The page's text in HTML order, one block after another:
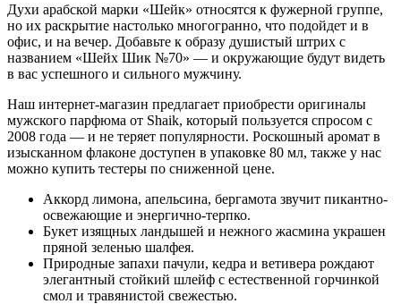
Духи арабской марки «Шейк» относятся к фужерной группе,
но их раскрытие настолько многогранно, что подойдет и в
офис, и на вечер. Добавьте к образу душистый штрих с
названием «Шейх Шик №70» — и окружающие будут видеть
в вас успешного и сильного мужчину.
Наш интернет-магазин предлагает приобрести оригиналы
мужского парфюма от Shaik, который пользуется спросом с
2008 года — и не теряет популярности. Роскошный аромат в
изысканном флаконе доступен в упаковке 80 мл, также у нас
можно купить тестеры по сниженной цене.
Аккорд лимона, апельсина, бергамота звучит пикантно-
освежающие и энергично-терпко.
Букет изящных ландышей и нежного жасмина украшен
пряной зеленью шалфея.
Природные запахи пачули, кедра и ветивера рождают
элегантный стойкий шлейф с естественной горчинкой
смол и травянистой свежестью.